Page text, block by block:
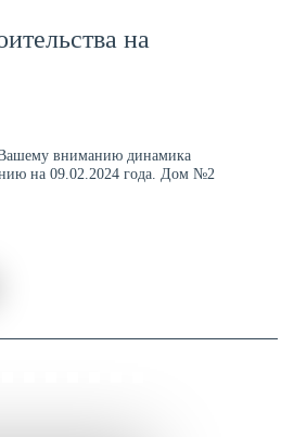
на
вниманию динамика
на 09.02.2024 года. Дом №2